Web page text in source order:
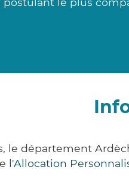
le département
l'Allocation